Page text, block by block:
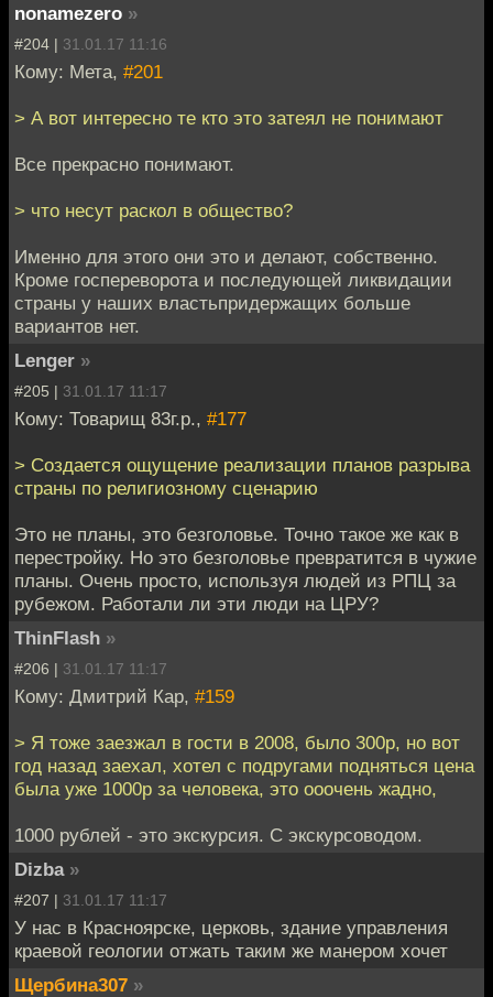
nonamezero »
#204 | 31.01.17 11:16
Кому: Мета, #201
> А вот интересно те кто это затеял не понимают
Все прекрасно понимают.
> что несут раскол в общество?
Именно для этого они это и делают, собственно.
Кроме госпереворота и последующей ликвидации
страны у наших властьпридержащих больше
вариантов нет.
Lenger »
#205 | 31.01.17 11:17
Кому: Товарищ 83г.р., #177
> Создается ощущение реализации планов разрыва
страны по религиозному сценарию
Это не планы, это безголовье. Точно такое же как в
перестройку. Но это безголовье превратится в чужие
планы. Очень просто, используя людей из РПЦ за
рубежом. Работали ли эти люди на ЦРУ?
ThinFlash »
#206 | 31.01.17 11:17
Кому: Дмитрий Кар, #159
> Я тоже заезжал в гости в 2008, было 300р, но вот
год назад заехал, хотел с подругами подняться цена
была уже 1000р за человека, это ооочень жадно,
1000 рублей - это экскурсия. С экскурсоводом.
Dizba »
#207 | 31.01.17 11:17
У нас в Красноярске, церковь, здание управления
краевой геологии отжать таким же манером хочет
Щербина307 »